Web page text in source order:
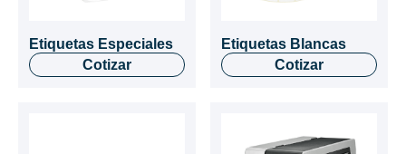
Etiquetas Especiales
Cotizar
Etiquetas Blancas
Cotizar